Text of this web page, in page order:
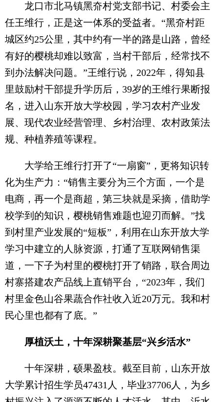
龙口市北马镇黑夼村党支部书记、村委会主
任王维行，正是这一体系的受益者。“黑夼村距
城区约25公里，其中约有一半的路是山路，曾经
有好的樱桃却难以致富，当村干部后，经常找不
到办法解决问题。”王维行说，2022年，得知县
里鼓励村干部提升学历后，39岁的王维行果断报
名，进入山东开放大学校园，学习农村产业发
展、现代农业经营管理、乡村治理、农村政策法
规、种植养殖等课程。
大学给王维行打开了“一扇窗”，更将知识转
化为生产力：“销售主要分为三个方面，一个是
电商，再一个是商超，第三块就是采摘，借助学
校学到的知识，樱桃销售难题也迎刃而解。”找
到村里产业发展的“短板”，利用在山东开放大学
学习中建立的人脉资源，打通了互联网销售渠
道，一下子为村里的樱桃打开了销路，联合周边
村寨搭建农产品线上直销平台，“2023年，我们
村里金色山谷果蔬合作社收入近20万元。我和村
民心里也都有了底。”
厚植沃土，十年深耕聚基层“兴乡活水”
十年深耕，硕果盈枝。截至目前，山东开放
大学累计招生学员47431人，毕业37706人，为乡